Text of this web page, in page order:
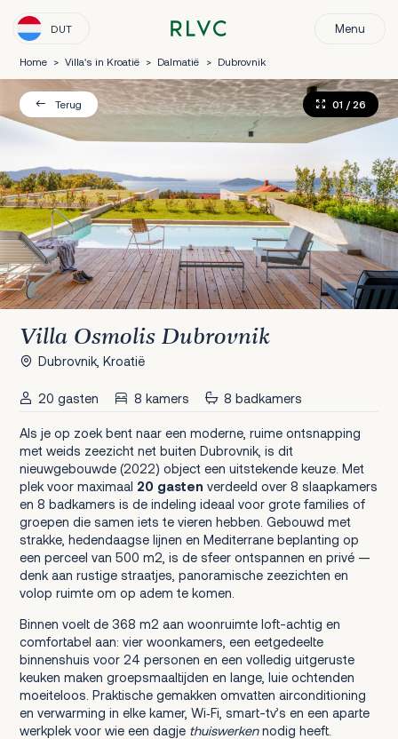
DUT Menu
Home > Villa's in Kroatië > Dalmatië > Dubrovnik
Terug 01 / 26
Villa Osmolis Dubrovnik
Dubrovnik, Kroatië
20 gasten 8 kamers 8 badkamers
Als je op zoek bent naar een moderne, ruime ontsnapping
met weids zeezicht net buiten Dubrovnik, is dit
nieuwgebouwde (2022) object een uitstekende keuze. Met
plek voor maximaal 20 gasten verdeeld over 8 slaapkamers
en 8 badkamers is de indeling ideaal voor grote families of
groepen die samen iets te vieren hebben. Gebouwd met
strakke, hedendaagse lijnen en Mediterrane beplanting op
een perceel van 500 m2, is de sfeer ontspannen en privé —
denk aan rustige straatjes, panoramische zeezichten en
volop ruimte om op adem te komen.
Binnen voelt de 368 m2 aan woonruimte loft-achtig en
comfortabel aan: vier woonkamers, een eetgedeelte
binnenshuis voor 24 personen en een volledig uitgeruste
keuken maken groepsmaaltijden en lange, luie ochtenden
moeiteloos. Praktische gemakken omvatten airconditioning
en verwarming in elke kamer, Wi‑Fi, smart-tv’s en een aparte
werkplek voor wie een dagje thuiswerkennodig heeft.